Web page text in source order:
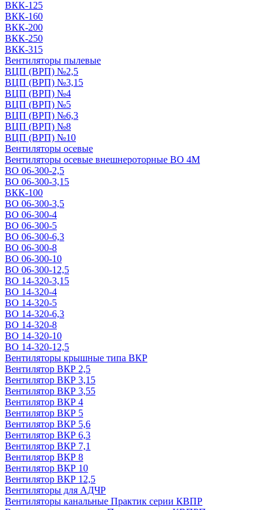
ВКК-125
ВКК-160
ВКК-200
ВКК-250
ВКК-315
Вентиляторы пылевые
ВЦП (ВРП) №2,5
ВЦП (ВРП) №3,15
ВЦП (ВРП) №4
ВЦП (ВРП) №5
ВЦП (ВРП) №6,3
ВЦП (ВРП) №8
ВЦП (ВРП) №10
Вентиляторы осевые
Вентиляторы осевые внешнероторные ВО 4М
ВО 06-300-2,5
ВО 06-300-3,15
ВКК-100
ВО 06-300-3,5
ВО 06-300-4
ВО 06-300-5
ВО 06-300-6,3
ВО 06-300-8
ВО 06-300-10
ВО 06-300-12,5
ВО 14-320-3,15
ВО 14-320-4
ВО 14-320-5
ВО 14-320-6,3
ВО 14-320-8
ВО 14-320-10
ВО 14-320-12,5
Вентиляторы крышные типа ВКР
Вентилятор ВКР 2,5
Вентилятор ВКР 3,15
Вентилятор ВКР 3,55
Вентилятор ВКР 4
Вентилятор ВКР 5
Вентилятор ВКР 5,6
Вентилятор ВКР 6,3
Вентилятор ВКР 7,1
Вентилятор ВКР 8
Вентилятор ВКР 10
Вентилятор ВКР 12,5
Вентиляторы для АДЧР
Вентиляторы канальные Практик серии КВПР